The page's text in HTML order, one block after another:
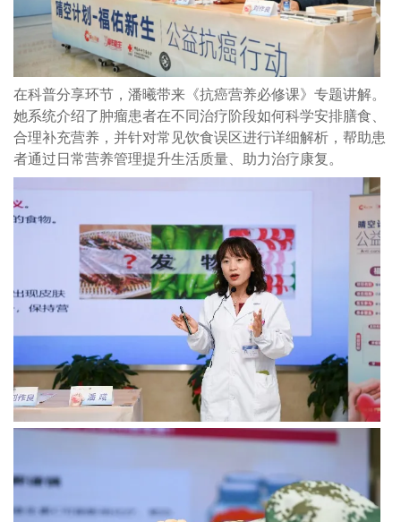
在科普分享环节，潘曦带来《抗癌营养必修课》专题讲解。
她系统介绍了肿瘤患者在不同治疗阶段如何科学安排膳食、
合理补充营养，并针对常见饮食误区进行详细解析，帮助患
者通过日常营养管理提升生活质量、助力治疗康复。